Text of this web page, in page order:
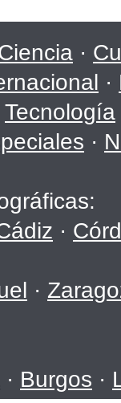
·
·
Tecnología
·
·
·
· Burgos ·